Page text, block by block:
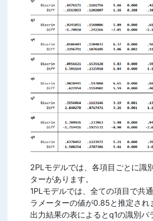
2PLモデルでは、各項目ごとに識
ターがあります。
1PLモデルでは、全ての項目で共
ラメーターの値が0.85と推定され
出力結果の表によるとq1の識別パ